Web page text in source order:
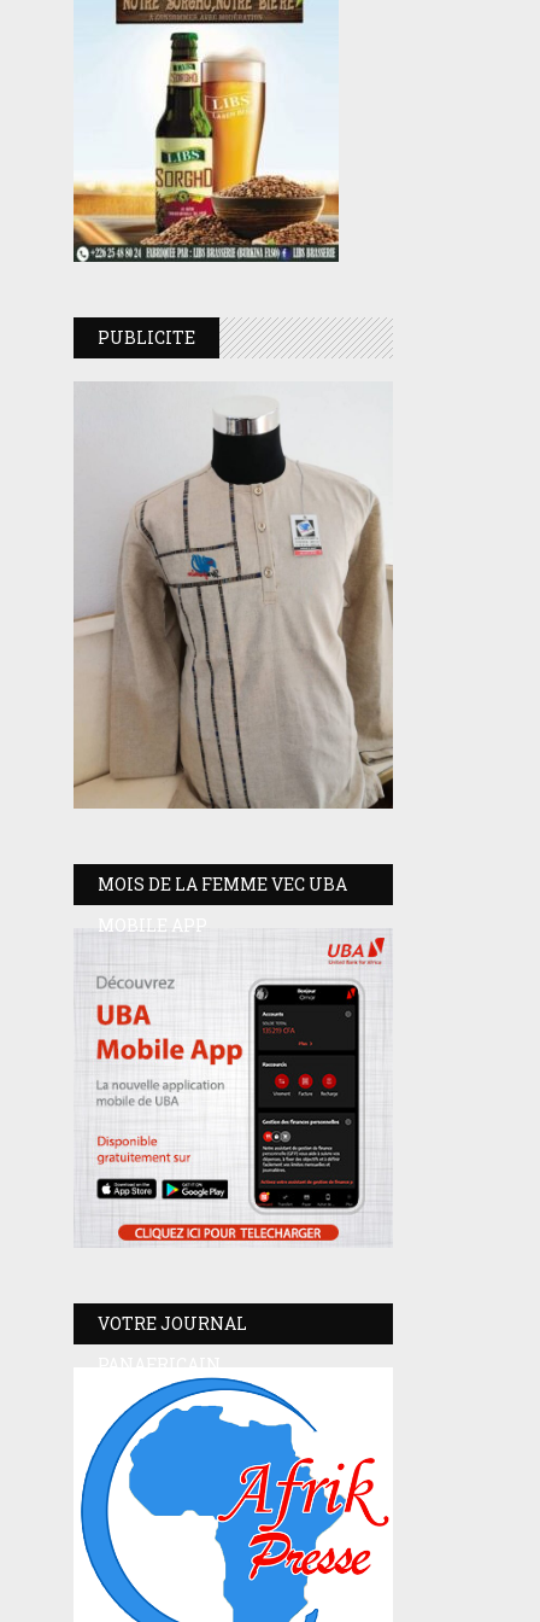
PUBLICITE
MOIS DE LA FEMME VEC UBA
MOBILE APP
VOTRE JOURNAL